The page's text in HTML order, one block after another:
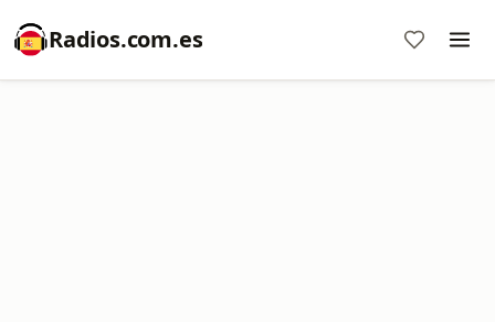
Radios.com.es